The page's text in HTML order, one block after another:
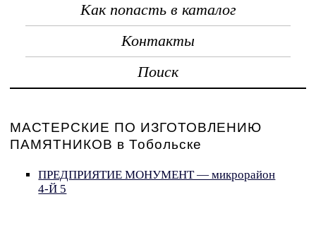
Как попасть в каталог
Контакты
Поиск
МАСТЕРСКИЕ ПО ИЗГОТОВЛЕНИЮ
ПАМЯТНИКОВ в Тобольске
ПРЕДПРИЯТИЕ МОНУМЕНТ — микрорайон
4-Й 5